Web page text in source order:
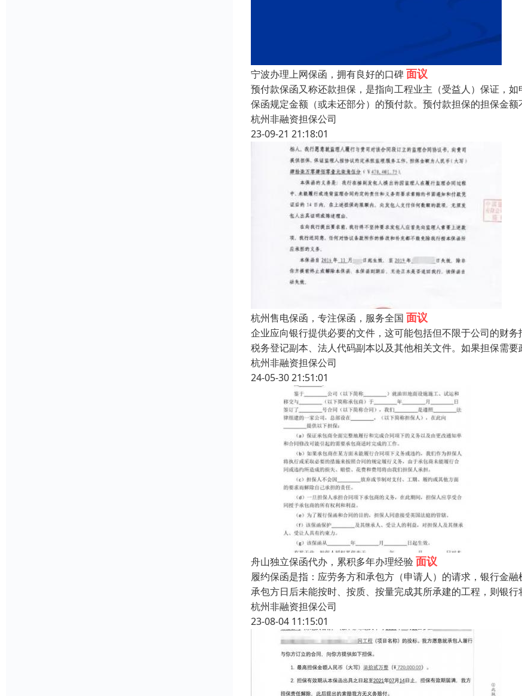
宁波办理上网保函，拥有良好的口碑面议
预付款保函又称还款担保，是指向工程业主（受益人）保证，
保函规定金额（或未还部分）的预付款。预付款担保的担保金
杭州非融资担保公司
23-09-21 21:18:01
杭州售电保函，专注保函，服务全国 面议
企业应向银行提供必要的文件，这可能包括但不限于公司的财
税务登记副本、法人代码副本以及其他相关文件。如果担保需
杭州非融资担保公司
24-05-30 21:51:01
舟山独立保函代办，累积多年办理经验 面议
履约保函是指：应劳务方和承包方（申请人）的请求，银行金
承包方日后未能按时、按质、按量完成其所承建的工程，则银
杭州非融资担保公司
23-08-04 11:15:01